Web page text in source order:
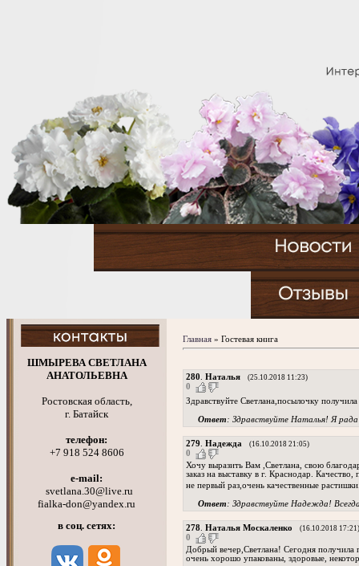
ШМЫРЕВА СВЕТЛАНА
АНАТОЛЬЕВНА
Ростовская область,
г. Батайск
телефон:
+7 918 524 8606
e-mail:
svetlana.30@live.ru
fialka-don@yandex.ru
в соц. сетях:
Главная » Гостевая книга
280 Наталья (25.10.2018 11:23)
0
Здравствуйте Светлана,посылочку
Ответ: Здравствуйте Наталья! Я
279 Надежда (16.10.2018 21:05)
0
Хочу выразить Вам ,Светлана, свою
заказ на выставку в г. Краснодар.
не первый раз,очень качественные
Ответ: Здравствуйте Надежда!
278 Наталья Москаленко (16.10.2018 17:21)
0
Добрый вечер,Светлана! Сегодня
очень хорошо упакованы, здоровые,